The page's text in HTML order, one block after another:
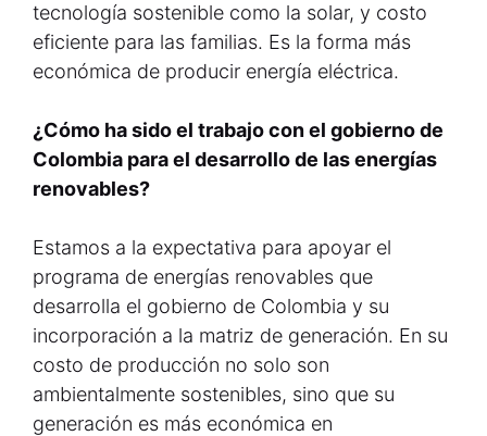
tecnología sostenible como la solar, y costo
eficiente para las familias. Es la forma más
económica de producir energía eléctrica.
¿Cómo ha sido el trabajo con el gobierno de
Colombia para el desarrollo de las energías
renovables?
Estamos a la expectativa para apoyar el
programa de energías renovables que
desarrolla el gobierno de Colombia y su
incorporación a la matriz de generación. En su
costo de producción no solo son
ambientalmente sostenibles, sino que su
generación es más económica en